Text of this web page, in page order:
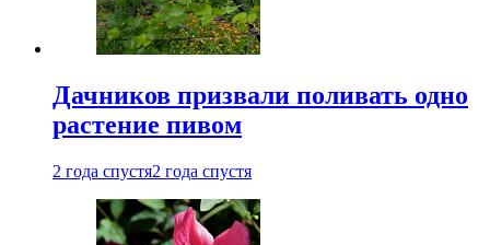
Дачников призвали поливать одно
растение пивом
2 года спустя2 года спустя